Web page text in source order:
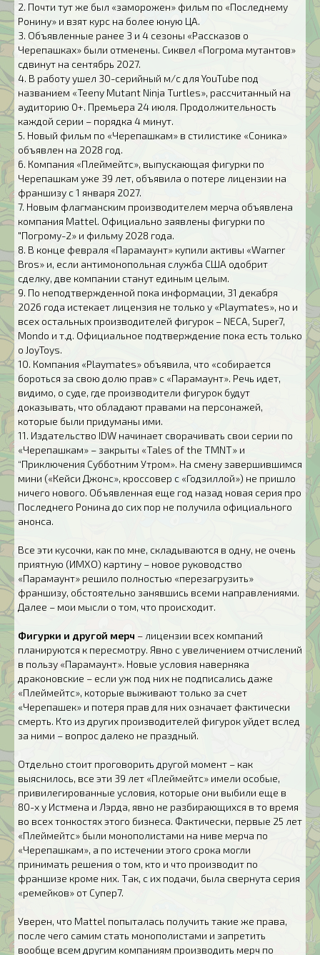
2. Почти тут же был «заморожен» фильм по «Последнему
Ронину» и взят курс на более юную ЦА.
3. Объявленные ранее 3 и 4 сезоны «Рассказов о
Черепашках» были отменены. Сиквел «Погрома мутантов»
сдвинут на сентябрь 2027.
4. В работу ушел 30-серийный м/с для YouTube под
названием «Teeny Mutant Ninja Turtles», рассчитанный на
аудиторию 0+. Премьера 24 июля. Продолжительность
каждой серии – порядка 4 минут.
5. Новый фильм по «Черепашкам» в стилистике «Соника»
объявлен на 2028 год.
6. Компания «Плеймейтс», выпускающая фигурки по
Черепашкам уже 39 лет, объявила о потере лицензии на
франшизу с 1 января 2027.
7. Новым флагманским производителем мерча объявлена
компания Mattel. Официально заявлены фигурки по
"Погрому-2» и фильму 2028 года.
8. В конце февраля «Парамаунт» купили активы «Warner
Bros» и, если антимонопольная служба США одобрит
сделку, две компании станут единым целым.
9. По неподтвержденной пока информации, 31 декабря
2026 года истекает лицензия не только у «Playmates», но и
всех остальных производителей фигурок – NECA, Super7,
Mondo и т.д. Официальное подтверждение пока есть только
о JoyToys.
10. Компания «Playmates» объявила, что «собирается
бороться за свою долю прав» с «Парамаунт». Речь идет,
видимо, о суде, где производители фигурок будут
доказывать, что обладают правами на персонажей,
которые были придуманы ими.
11. Издательство IDW начинает сворачивать свои серии по
«Черепашкам» – закрыты «Tales of the TMNT» и
“Приключения Субботним Утром». На смену завершившимся
мини («Кейси Джонс», кроссовер с «Годзиллой») не пришло
ничего нового. Объявленная еще год назад новая серия про
Последнего Ронина до сих пор не получила официального
анонса.
Все эти кусочки, как по мне, складываются в одну, не очень
приятную (ИМХО) картину – новое руководство
«Парамаунт» решило полностью «перезагрузить»
франшизу, обстоятельно занявшись всеми направлениями.
Далее – мои мысли о том, что происходит.
Фигурки и другой мерч – лицензии всех компаний
планируются к пересмотру. Явно с увеличением отчислений
в пользу «Парамаунт». Новые условия наверняка
драконовские – если уж под них не подписались даже
«Плеймейтс», которые выживают только за счет
«Черепашек» и потеря прав для них означает фактически
смерть. Кто из других производителей фигурок уйдет вслед
за ними – вопрос далеко не праздный.
Отдельно стоит проговорить другой момент – как
выяснилось, все эти 39 лет «Плеймейтс» имели особые,
привилегированные условия, которые они выбили еще в
80-х у Истмена и Лэрда, явно не разбирающихся в то время
во всех тонкостях этого бизнеса. Фактически, первые 25 лет
«Плеймейтс» были монополистами на ниве мерча по
«Черепашкам», а по истечении этого срока могли
принимать решения о том, кто и что производит по
франшизе кроме них. Так, с их подачи, была свернута серия
«ремейков» от Супер7.
Уверен, что Mattel попыталась получить такие же права,
после чего самим стать монополистами и запретить
вообще всем другим компаниям производить мерч по